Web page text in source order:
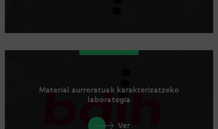
Material aurreratuak karakterizatzeko
laborategia
Ver